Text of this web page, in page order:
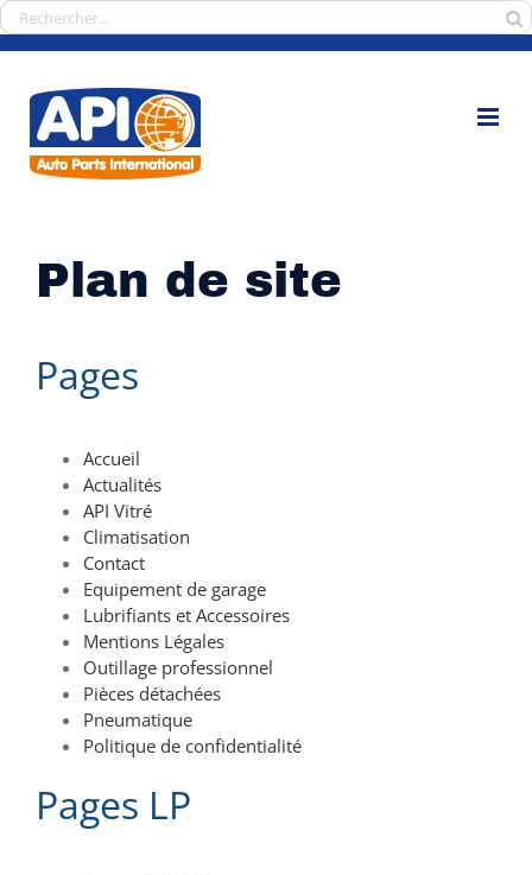
Passer
au
Rechercher:
Plan de site
Pages
Accueil
Actualités
API Vitré
Climatisation
Contact
Equipement de garage
Lubrifiants et Accessoires
Mentions Légales
Outillage professionnel
Pièces détachées
Pneumatique
Politique de confidentialité
Pages LP